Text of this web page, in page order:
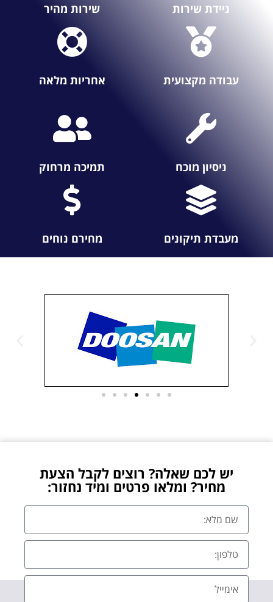
ניידת שירות שירות מהיר
עבודה מקצועית אחריות מלאה
ניסיון מוכח תמיכה מרחוק
מעבדת תיקונים מחירם נוחים
יש לכם שאלה? רוצים לקבל הצעת
מחיר? ומלאו פרטים ומיד נחזור: